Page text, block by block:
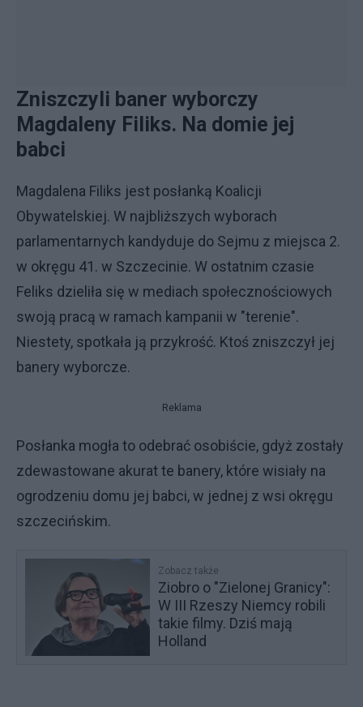
Zniszczyli baner wyborczy
Magdaleny Filiks. Na domie jej
babci
Magdalena Filiks jest posłanką Koalicji
Obywatelskiej. W najbliższych wyborach
parlamentarnych kandyduje do Sejmu z miejsca 2.
w okręgu 41. w Szczecinie. W ostatnim czasie
Feliks dzieliła się w mediach społecznościowych
swoją pracą w ramach kampanii w "terenie".
Niestety, spotkała ją przykrość. Ktoś zniszczył jej
banery wyborcze.
Reklama
Posłanka mogła to odebrać osobiście, gdyż zostały
zdewastowane akurat te banery, które wisiały na
ogrodzeniu domu jej babci, w jednej z wsi okręgu
szczecińskim.
Zobacz także
Ziobro o "Zielonej Granicy":
W III Rzeszy Niemcy robili
takie filmy. Dziś mają
Holland